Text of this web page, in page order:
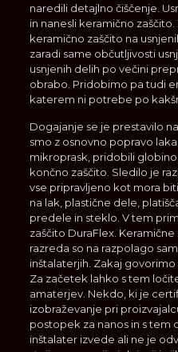
naredili detajlno čiščenje.
in nanesli keramično
keramično zaščito na
zaradi same občutljivosti
usnjenih delih po večini
obrabo. Pridobimo pa tudi
katerem ni potrebe po
Dogajanje se je prestavilo
smo z osnovno popravo
mikroprask, pridobili
končno zaščito. Sledilo je
vse pripravljeno kot mora
na lak, plastične dele,
predele in steklo. V tem
zaščito DuraFlex.
razreda so na razpolago
inštalaterjih. Zakaj
Za začetek lahko s tem
amaterjev. Nekdo, ki je
izobraževanje pri
postopek za nanos in s tem
inštalater izvede ali ne je